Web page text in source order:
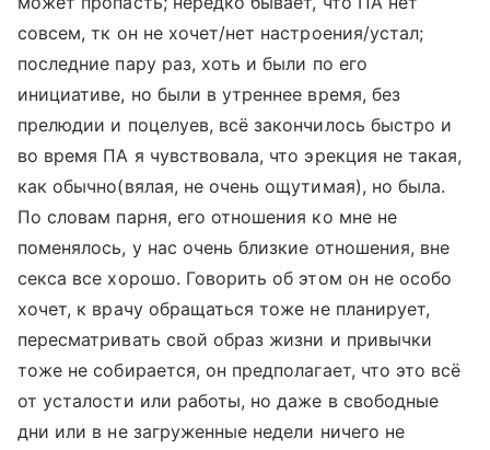
совсем, тк он не хочет/нет настроения/устал;
последние пару раз, хоть и были по его
инициативе, но были в утреннее время, без
прелюдии и поцелуев, всё закончилось быстро и
во время ПА я чувствовала, что эрекция не такая,
как обычно(вялая, не очень ощутимая), но была.
По словам парня, его отношения ко мне не
поменялось, у нас очень близкие отношения, вне
секса все хорошо. Говорить об этом он не особо
хочет, к врачу обращаться тоже не планирует,
пересматривать свой образ жизни и привычки
тоже не собирается, он предполагает, что это всё
от усталости или работы, но даже в свободные
дни или в не загруженные недели ничего не